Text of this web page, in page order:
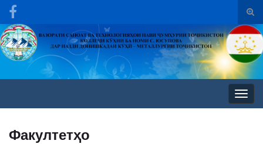
Вкл/
Search for:
Вкл/
выкл
Факултетҳо